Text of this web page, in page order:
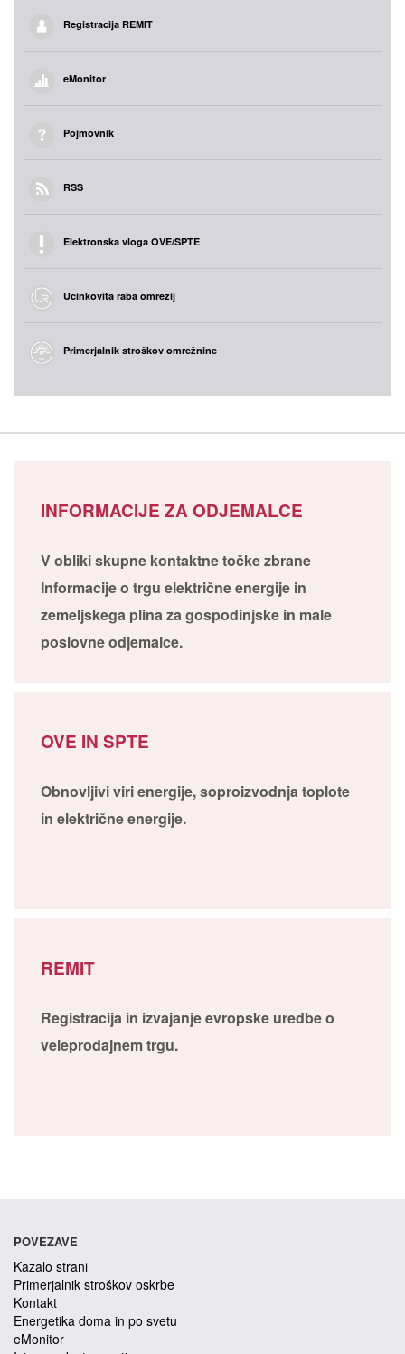
Registracija REMIT
eMonitor
Pojmovnik
RSS
Elektronska vloga OVE/SPTE
Učinkovita raba omrežij
Primerjalnik stroškov omrežnine
INFORMACIJE ZA ODJEMALCE
V obliki skupne kontaktne točke zbrane
Informacije o trgu električne energije in
zemeljskega plina za gospodinjske in male
poslovne odjemalce.
OVE IN SPTE
Obnovljivi viri energije, soproizvodnja toplote
in električne energije.
REMIT
Registracija in izvajanje evropske uredbe o
veleprodajnem trgu.
POVEZAVE
Kazalo strani
Primerjalnik stroškov oskrbe
Kontakt
Energetika doma in po svetu
eMonitor